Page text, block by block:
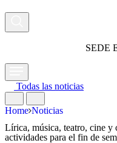
SEDE
Todas las noticias
Home Noticias
Lírica, música, teatro, cine y
actividades para el fin de